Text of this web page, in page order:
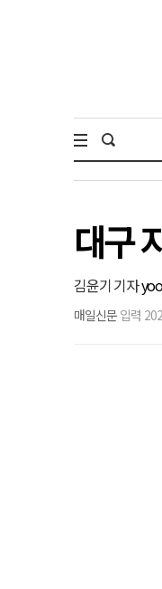
대구
김윤기 기자
매일신문 입력